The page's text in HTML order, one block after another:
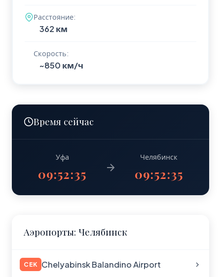
Расстояние:
362 км
Скорость:
~850 км/ч
Время сейчас
Уфа
09:52:36
Челябинск
09:52:36
Аэропорты: Челябинск
CEK Chelyabinsk Balandino Airport